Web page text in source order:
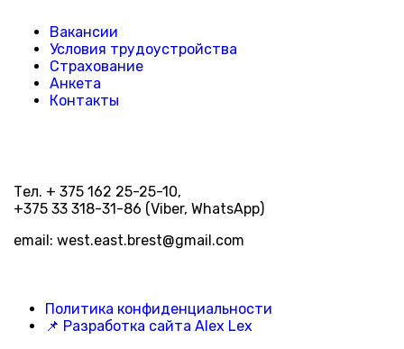
Вакансии
Условия трудоустройства
Страхование
Анкета
Контакты
Тел. + 375 162 25-25-10,
+375 33 318-31-86 (Viber, WhatsApp)
email: west.east.brest@gmail.com
Политика конфиденциальности
📌 Разработка сайта Alex Lex